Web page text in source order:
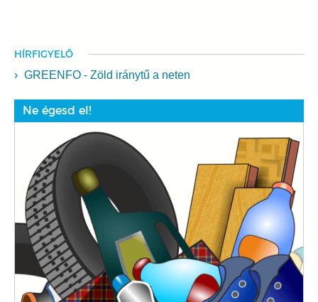
HÍRFIGYELŐ
GREENFO - Zöld iránytű a neten
Ne égesd el!